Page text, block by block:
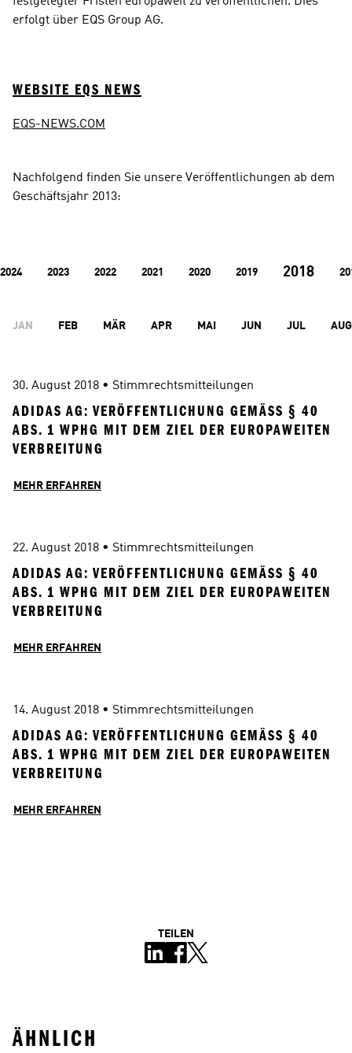
erfolgt über EQS Group AG.
WEBSITE EQS NEWS
EQS-NEWS.COM
Nachfolgend finden Sie unsere Veröffentlichungen ab dem
Geschäftsjahr 2013:
2024 2023 2022 2021 2020 2019 2018
JAN FEB MÄR APR MAI JUN JUL AUG
30. August 2018 • Stimmrechtsmitteilungen
ADIDAS AG: VERÖFFENTLICHUNG GEMÄSS § 40 A
BS. 1 WPHG MIT DEM ZIEL DER EUROPAWEITEN V
ERBREITUNG
MEHR ERFAHREN
22. August 2018 • Stimmrechtsmitteilungen
ADIDAS AG: VERÖFFENTLICHUNG GEMÄSS § 40 A
BS. 1 WPHG MIT DEM ZIEL DER EUROPAWEITEN V
ERBREITUNG
MEHR ERFAHREN
14. August 2018 • Stimmrechtsmitteilungen
ADIDAS AG: VERÖFFENTLICHUNG GEMÄSS § 40 A
BS. 1 WPHG MIT DEM ZIEL DER EUROPAWEITEN V
ERBREITUNG
MEHR ERFAHREN
TEILEN
ÄHNLICH